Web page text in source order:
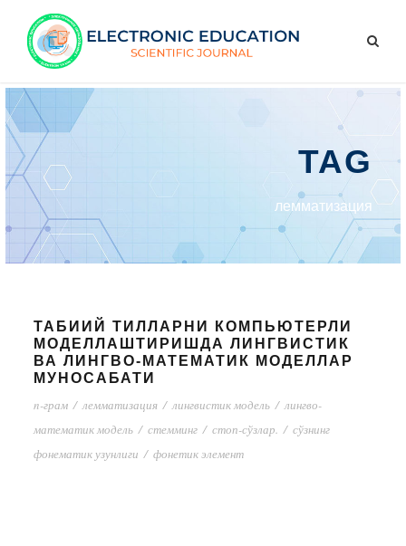
TAG
лемматизация
ТАБИИЙ ТИЛЛАРНИ КОМПЬЮТЕРЛИ
МОДЕЛЛАШТИРИШДА ЛИНГВИСТИК
ВА ЛИНГВО-МАТЕМАТИК МОДЕЛЛАР
МУНОСАБАТИ
n-грам / лемматизация / лингвистик модель / лингво-
математик модель / стемминг / стоп-сўзлар. / сўзнинг
фонематик узунлиги / фонетик элемент